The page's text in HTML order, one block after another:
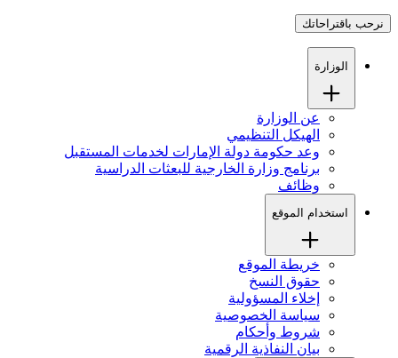
نرحب باقتراحاتك
الوزارة
عن الوزارة
الهيكل التنظيمي
وعد حكومة دولة الإمارات لخدمات المستقبل
برنامج وزارة الخارجية للبعثات الدراسية
وظائف
استخدام الموقع
خريطة الموقع
حقوق النسخ
إخلاء المسؤولية
سياسة الخصوصية
شروط وأحكام
بيان النفاذية الرقمية